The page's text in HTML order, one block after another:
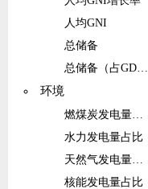
人均GNI
总储备
总储备（占GDP的比重）
环境
燃煤炭发电量占比
水力发电量占比
天然气发电量占比
核能发电量占比